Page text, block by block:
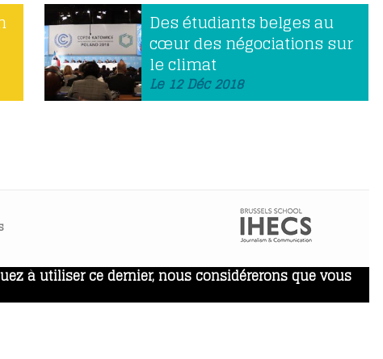
Des étudiants belges au
cœur des négociations sur
le climat
Le 12 Déc 2018
à utiliser ce dernier, nous considérerons que vous